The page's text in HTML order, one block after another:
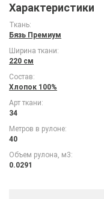
Характеристики
Ткань:
Бязь Премиум
Ширина ткани:
220 см
Состав:
Хлопок 100%
Арт ткани:
34
Метров в рулоне:
40
Объем рулона, м3:
0.0291